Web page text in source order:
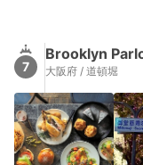
7
Brooklyn
大阪府 / 道頓堀